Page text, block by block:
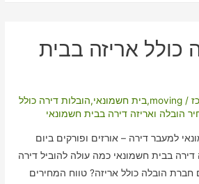
כולל אריזה בבית
/
moving
,בית חשמונאי,הובלות דירה כולל
הובלה ואריזה דירה בבית חשמונאי
למעבר דירה – אורזים ופורקים ביום
בבית חשמונאי כמה עולה להוביל דירה
עם חברת הובלה כולל אריזה? טווח המחירים